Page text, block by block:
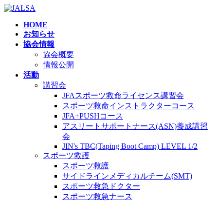
コ
ナ
HOME
お知らせ
協会情報
協会概要
情報公開
活動
講習会
JFAスポーツ救命ライセンス講習会
スポーツ救命インストラクターコース
JFA+PUSHコース
アスリートサポートナース(ASN)養成講習
会
JIN's TBC(Taping Boot Camp) LEVEL 1/2
スポーツ救護
スポーツ救護
サイドラインメディカルチーム(SMT)
スポーツ救急ドクター
スポーツ救急ナース